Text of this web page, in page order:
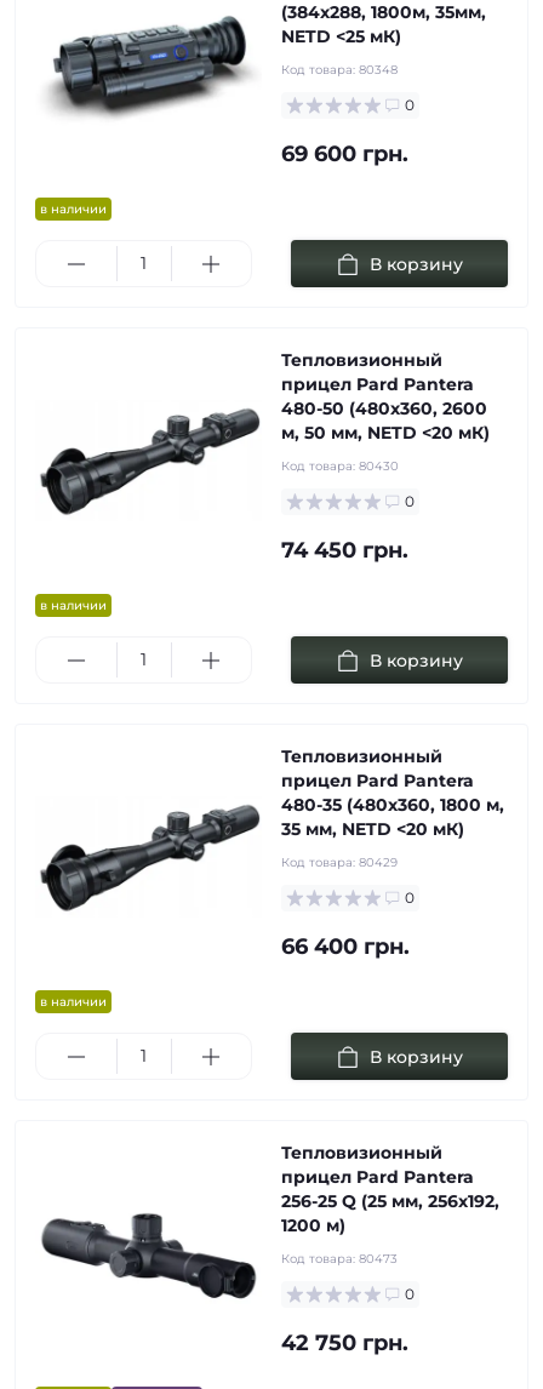
в наличии
(384х288, 1800м, 35мм,
NETD <25 мК)
Код товара: 80348
0
69 600 грн.
В корзину
в наличии
Тепловизионный
прицел Pard Pantera
480-50 (480х360, 2600
м, 50 мм, NETD <20 мК)
Код товара: 80430
0
74 450 грн.
В корзину
в наличии
Тепловизионный
прицел Pard Pantera
480-35 (480х360, 1800 м,
35 мм, NETD <20 мК)
Код товара: 80429
0
66 400 грн.
В корзину
Тепловизионный
прицел Pard Pantera
256-25 Q (25 мм, 256х192,
1200 м)
Код товара: 80473
0
42 750 грн.